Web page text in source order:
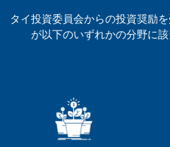
タイ投資委員会からの投資奨励
が以下のいずれかの分野に